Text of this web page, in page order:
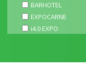
BARHOTEL
EXPOCARNE
i4.0 EXPO